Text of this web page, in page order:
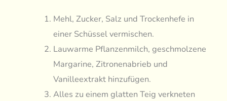
Mehl, Zucker, Salz und Trockenhefe in
einer Schüssel vermischen.
Lauwarme Pflanzenmilch, geschmolzene
Margarine, Zitronenabrieb und
Vanilleextrakt hinzufügen.
Alles zu einem glatten Teig verkneten